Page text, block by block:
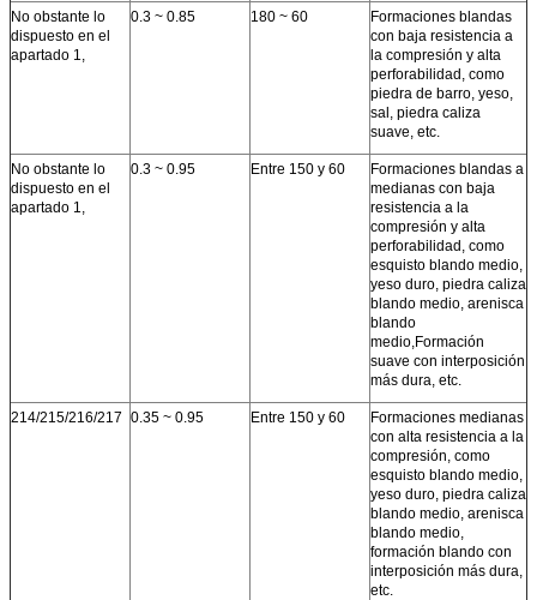
No obstante lo
dispuesto en el
apartado 1,
0.3 ~ 0.85 180 ~ 60
Formaciones blandas
con baja resistencia a
la compresión y alta
perforabilidad, como
piedra de barro, yeso,
sal, piedra caliza
suave, etc.
No obstante lo
dispuesto en el
apartado 1,
0.3 ~ 0.95 Entre 150 y 60
Formaciones blandas a
medianas con baja
resistencia a la
compresión y alta
perforabilidad, como
esquisto blando medio,
yeso duro, piedra caliza
blando medio, arenisca
blando
medio,Formación
suave con interposición
más dura, etc.
214/215/216/217 0.35 ~ 0.95 Entre 150 y 60
Formaciones medianas
con alta resistencia a la
compresión, como
esquisto blando medio,
yeso duro, piedra caliza
blando medio, arenisca
blando medio,
formación blando con
interposición más dura,
etc.